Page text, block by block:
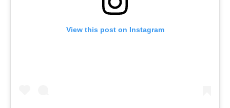
View this post on Instagram